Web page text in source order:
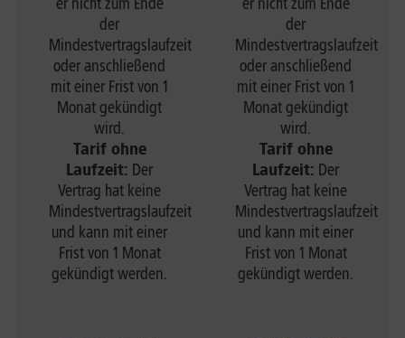
der
Mindestvertragslaufzeit
oder anschließend
mit einer Frist von 1
Monat gekündigt
wird.
Tarif ohne
Laufzeit: Der
Vertrag hat keine
Mindestvertragslaufzeit
und kann mit einer
Frist von 1 Monat
gekündigt werden.
der
Mindestvertragslaufzeit
oder anschließend
mit einer Frist von 1
Monat gekündigt
wird.
Tarif ohne
Laufzeit: Der
Vertrag hat keine
Mindestvertragslaufzeit
und kann mit einer
Frist von 1 Monat
gekündigt werden.